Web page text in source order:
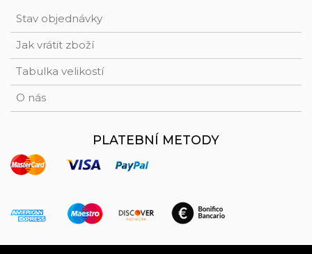
Stav objednávky
Jak vrátit zboží
Tabulka velikostí
O nás
PLATEBNÍ METODY